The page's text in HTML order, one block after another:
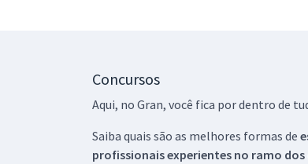
Concursos
Aqui, no Gran, você fica por dentro de
Saiba quais são as melhores formas de
profissionais experientes no ramo dos